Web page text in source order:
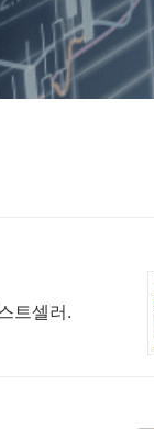
트셀러.